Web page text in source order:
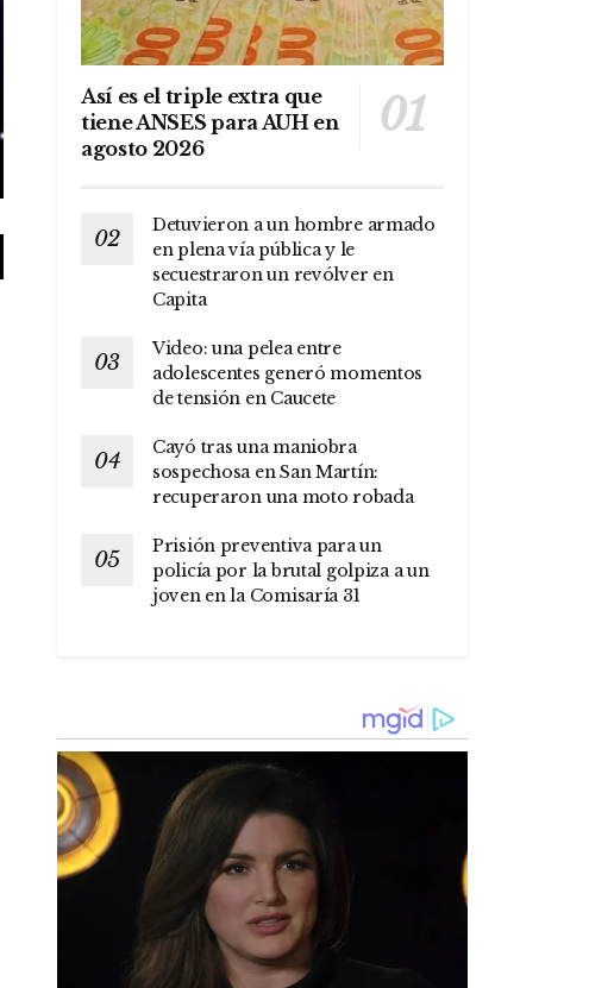
Así es el triple extra que
tiene ANSES para AUH en
agosto 2026
Detuvieron a un hombre armado
en plena vía pública y le
secuestraron un revólver en
Capita
Video: una pelea entre
adolescentes generó momentos
de tensión en Caucete
Cayó tras una maniobra
sospechosa en San Martín:
recuperaron una moto robada
Prisión preventiva para un
policía por la brutal golpiza a un
joven en la Comisaría 31